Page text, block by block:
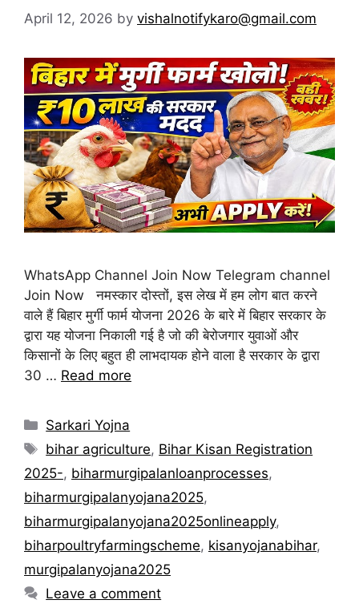
April 12, 2026 by vishalnotifykaro@gmail.com
WhatsApp Channel Join Now Telegram channel
Join Now नमस्कार दोस्तों, इस लेख में हम लोग बात करने
वाले हैं बिहार मुर्गी फार्म योजना 2026 के बारे में बिहार सरकार के
द्वारा यह योजना निकाली गई है जो की बेरोजगार युवाओं और
किसानों के लिए बहुत ही लाभदायक होने वाला है सरकार के द्वारा
30 … Read more
Categories
Sarkari Yojna
Tags
bihar agriculture, Bihar Kisan Registration
2025-, biharmurgipalanloanprocesses,
biharmurgipalanyojana2025,
biharmurgipalanyojana2025onlineapply,
biharpoultryfarmingscheme, kisanyojanabihar,
murgipalanyojana2025
Leave a comment